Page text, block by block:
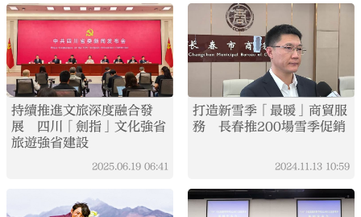
持續推進文旅深度融合發
展 四川「劍指」文化強省
旅遊強省建設
2025.06.19 06:41
打造新雪季「最暖」商貿服
務 長春推200場雪季促銷
2024.11.13 10:59